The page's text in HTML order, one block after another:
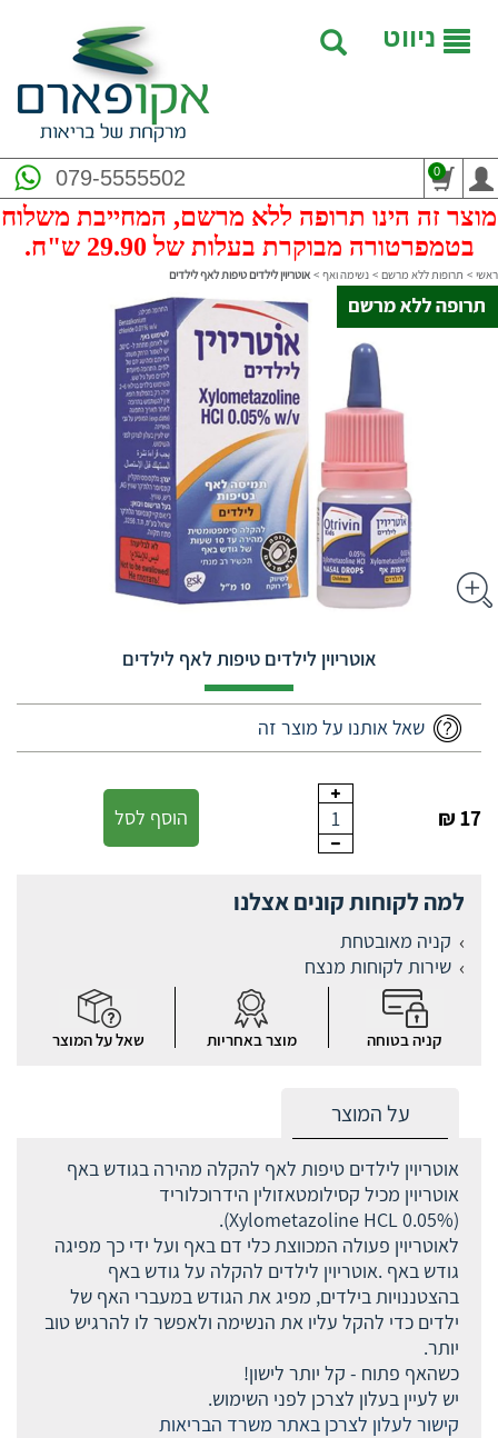
ניווט
079-5555502 0
מוצר זה הינו תרופה ללא מרשם, המחייבת משלוח
בטמפרטורה מבוקרת בעלות של 29.90 ש"ח.
ראשי > תרופות ללא מרשם > נשימה ואף > אוטריוין לילדים טיפות לאף לילדים
אוטריוין לילדים טיפות לאף לילדים
שאל אותנו על מוצר זה
17 ₪
1 הוסף לסל
למה לקוחות קונים אצלנו
קניה מאובטחת
שירות לקוחות מנצח
קניה בטוחה מוצר באחריות שאל על המוצר
על המוצר
אוטריוין לילדים טיפות לאף להקלה מהירה בגודש באף
אוטריוין מכיל קסילומטאזולין הידרוכלוריד
(Xylometazoline HCL 0.05%).
לאוטריוין פעולה המכווצת כלי דם באף ועל ידי כך מפיגה
גודש באף .אוטריוין לילדים להקלה על גודש באף
בהצטננויות בילדים, מפיג את הגודש במעברי האף של
ילדים כדי להקל עליו את הנשימה ולאפשר לו להרגיש טוב
יותר.
כשהאף פתוח - קל יותר לישון!
יש לעיין בעלון לצרכן לפני השימוש.
קישור לעלון לצרכן באתר משרד הבריאות